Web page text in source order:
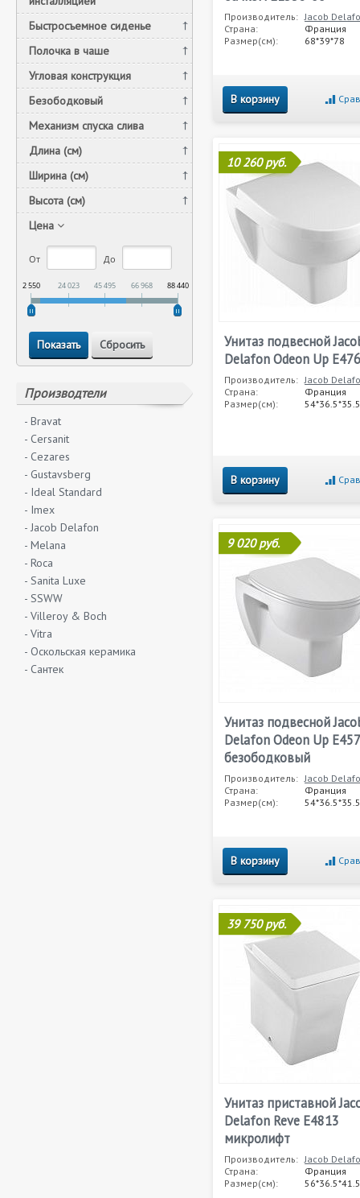
Быстросъемное сиденье
Полочка в чаше
Угловая конструкция
Безободковый
Механизм спуска слива
Длина (см)
Ширина (см)
Высота (см)
Цена
От До
2 550 24 023 45 495 66 968 88 440
Производтели
- Bravat
- Cersanit
- Cezares
- Gustavsberg
- Ideal Standard
- Imex
- Jacob Delafon
- Melana
- Roca
- Sanita Luxe
- SSWW
- Villeroy & Boch
- Vitra
- Оскольская керамика
- Сантек
Производитель: Jacob
Страна:
Франция
Размер(см):
68*39*78
В корзину
10 260 руб.
Унитаз подвесной
Delafon Odeon Up
Производитель: Jacob
Страна:
Франция
Размер(см):
54*36.5*35.5
В корзину
9 020 руб.
Унитаз подвесной
Delafon Odeon Up
безободковый
Производитель: Jacob
Страна:
Франция
Размер(см):
54*36.5*35.5
В корзину
39 750 руб.
Унитаз приставной
Delafon Reve E4813
микролифт
Производитель: Jacob
Страна:
Франция
Размер(см):
56*36.5*41.5